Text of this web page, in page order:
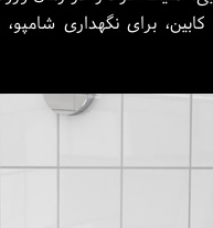
برای نگهداری شامپو،